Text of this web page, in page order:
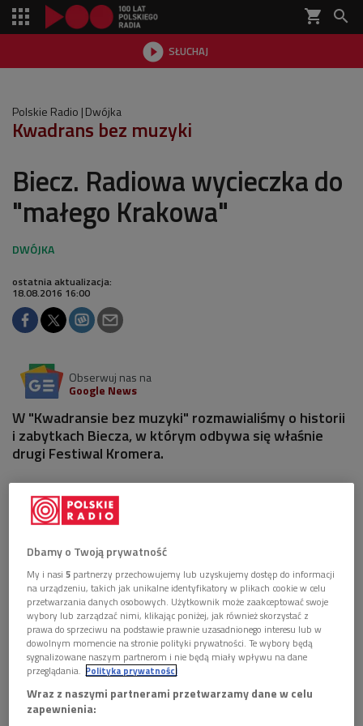
shopping_cart 
 SŁUCHAJ

Polskie Radio Dwójka
Kwadrans bez muzyki
Biecz. Radiowa wycieczka do
"małego Krakowa"
ostatnia aktualizacja:
18.08.2016 16:00
Obserwuj nas na
Google News
W "Kwadransie bez muzyki" rozmawialiśmy o historii
i zabytkach Biecza, w którym odbywa się właśnie
drugi Festiwal Kromera.
AUDIO 1 plik
 15'22
Biecz. Radiowa wycieczka do "małego Krakowa"
(Kwadrans bez muzyki/Dwójka)
Dbamy o Twoją prywatność
My i nasi5 partnerzy przechowujemy lub uzyskujemy dostęp do informacji
na urządzeniu, takich jak unikalne identyfikatory w plikach cookie w celu
przetwarzania danych osobowych. Użytkownik może zaakceptować swoje
wybory lub zarządzać nimi, klikając poniżej, jak również skorzystać z
prawa do sprzeciwu na podstawie prawnie uzasadnionego interesu lub w
dowolnym momencie na stronie polityki prywatności. Te wybory będą
sygnalizowane naszym partnerom i nie będą miały wpływu na dane
przeglądania. Polityka prywatności
Wraz z naszymi partnerami przetwarzamy dane w celu
zapewnienia: